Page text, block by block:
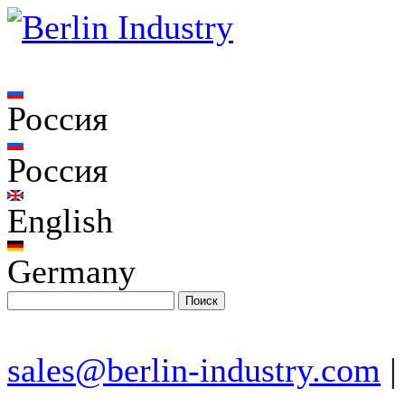
Россия
Россия
English
Germany
sales@berlin-industry.com |